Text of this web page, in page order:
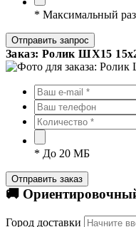
* Максимальный
Отправить запрос
Заказ: Ролик ШХ15
* До 20 МБ
Отправить заказ
🚚
Город доставки